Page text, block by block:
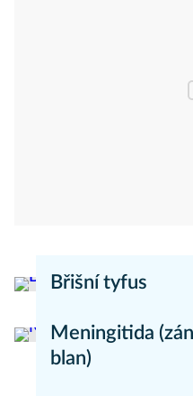
Břišní tyfus
Meningitida
blan)